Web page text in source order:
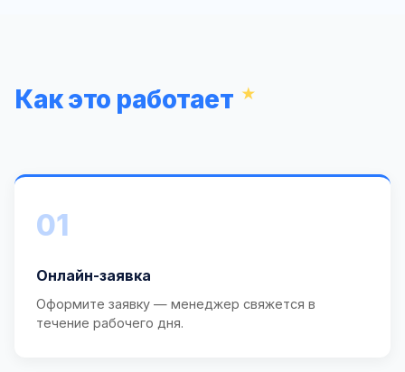
Как это работает
01
Онлайн-заявка
Оформите заявку — менеджер свяжется в
течение рабочего дня.